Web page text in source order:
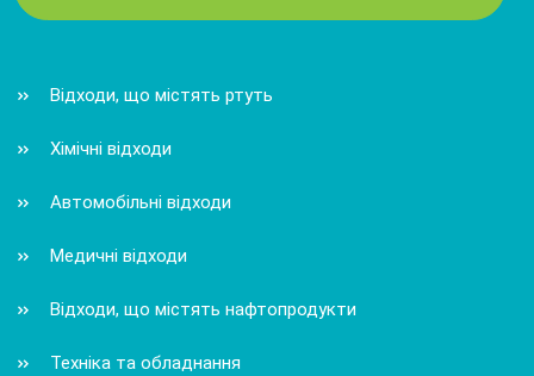
Відходи, що містять ртуть
Хімічні відходи
Автомобільні відходи
Медичні відходи
Відходи, що містять нафтопродукти
Техніка та обладнання